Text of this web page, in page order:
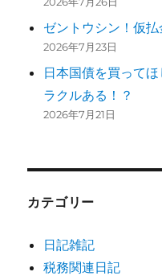
ゼントウシン！仮払
2026年7月23日
日本国債を買って
ラクルある！？
2026年7月21日
カテゴリー
日記雑記
税務関連日記